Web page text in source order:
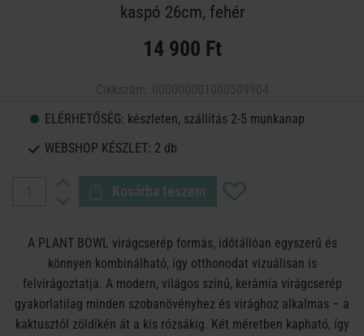
kaspó 26cm, fehér
14 900 Ft
ELÉRHETŐSÉG: készleten, szállítás 2-5 munkanap
WEBSHOP KÉSZLET: 2 db
Kosárba teszem
A PLANT BOWL virágcserép formás, időtállóan egyszerű és
könnyen kombinálható, így otthonodat vizuálisan is
felvirágoztatja. A modern, világos színű, kerámia virágcserép
gyakorlatilag minden szobanövényhez és virághoz alkalmas – a
kaktusztól zöldikén át a kis rózsákig. Két méretben kapható, így